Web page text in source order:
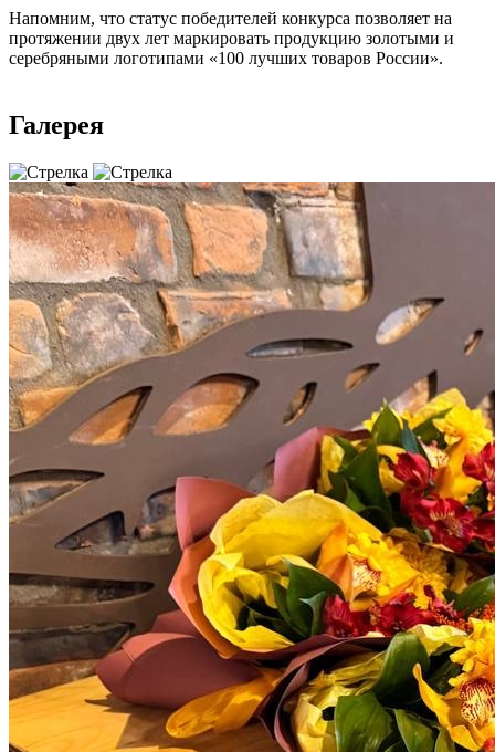
Напомним, что статус победителей конкурса позволяет на
протяжении двух лет маркировать продукцию золотыми и
серебряными логотипами «100 лучших товаров России».
Галерея